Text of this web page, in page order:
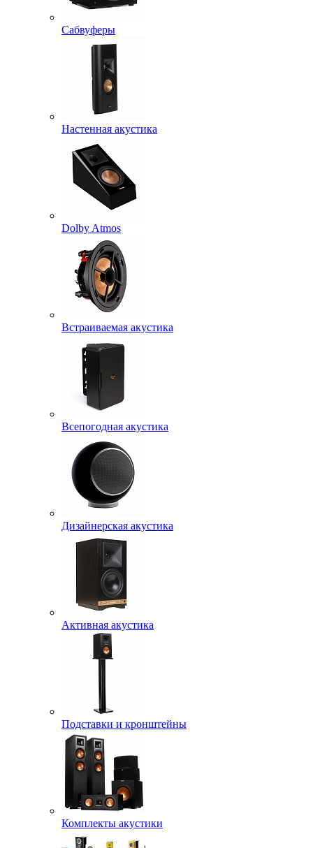
Сабвуферы
Настенная акустика
Dolby Atmos
Встраиваемая акустика
Всепогодная акустика
Дизайнерская акустика
Активная акустика
Подставки и кронштейны
Комплекты акустики